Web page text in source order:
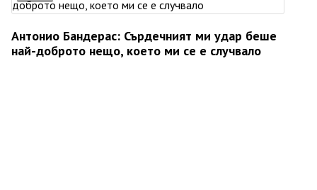
Антонио Бандерас: Сърдечният ми удар беше
най-доброто нещо, което ми се е случвало